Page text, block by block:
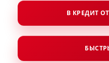
В КРЕДИТ